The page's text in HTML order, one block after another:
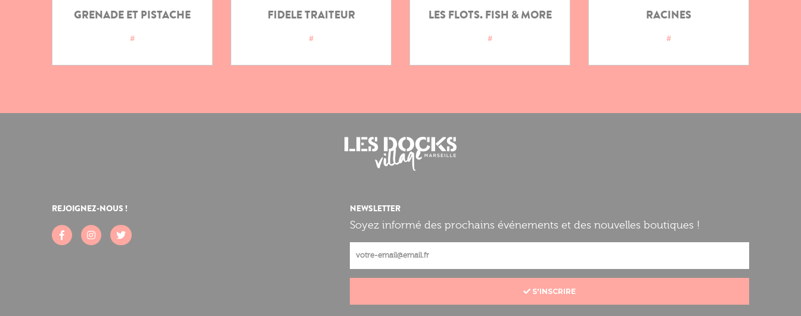
GRENADE ET PISTACHE
#
FIDELE TRAITEUR
#
LES FLOTS. FISH & MORE
#
RACINES
#
REJOIGNEZ-NOUS ! NEWSLETTER
Soyez informé des prochains événements et des nouvelles boutiques !
S'INSCRIRE